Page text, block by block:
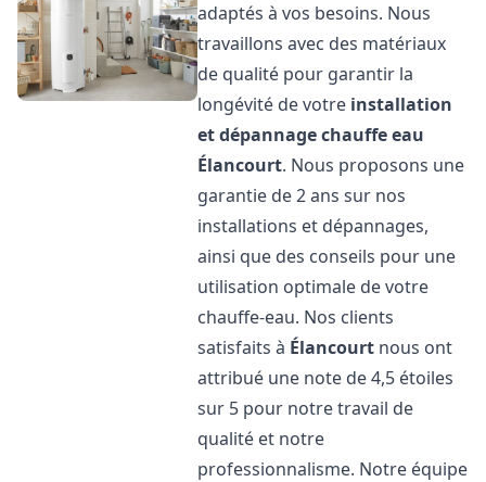
adaptés à vos besoins. Nous
travaillons avec des matériaux
de qualité pour garantir la
longévité de votre installation
et dépannage chauffe eau
Élancourt. Nous proposons une
garantie de 2 ans sur nos
installations et dépannages,
ainsi que des conseils pour une
utilisation optimale de votre
chauffe-eau. Nos clients
satisfaits à Élancourt nous ont
attribué une note de 4,5 étoiles
sur 5 pour notre travail de
qualité et notre
professionnalisme. Notre équipe